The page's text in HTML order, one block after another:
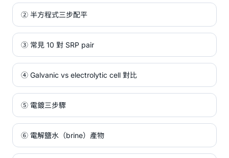
② 半方程式三步配平
③ 常見 10 對 SRP pair
④ Galvanic vs electrolytic cell 對比
⑤ 電鍍三步驟
⑥ 電解鹽水（brine）產物